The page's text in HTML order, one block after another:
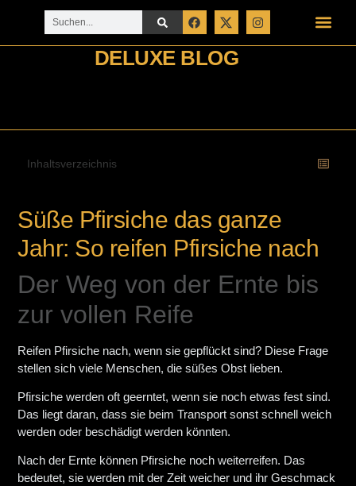
DELUXE BLOG
Inhaltsverzeichnis
Süße Pfirsiche das ganze
Jahr: So reifen Pfirsiche nach
Der Weg von der Ernte bis
zur vollen Reife
Reifen Pfirsiche nach, wenn sie gepflückt sind? Diese Frage
stellen sich viele Menschen, die süßes Obst lieben.
Pfirsiche werden oft geerntet, wenn sie noch etwas fest sind.
Das liegt daran, dass sie beim Transport sonst schnell weich
werden oder beschädigt werden könnten.
Nach der Ernte können Pfirsiche noch weiterreifen. Das
bedeutet, sie werden mit der Zeit weicher und ihr Geschmack